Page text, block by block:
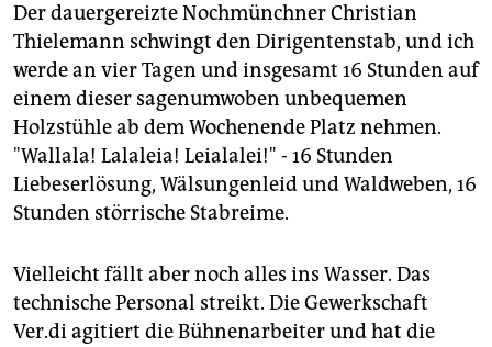
Der dauergereizte Nochmünchner Christian
Thielemann schwingt den Dirigentenstab, und ich
werde an vier Tagen und insgesamt 16 Stunden auf
einem dieser sagenumwoben unbequemen
Holzstühle ab dem Wochenende Platz nehmen.
"Wallala! Lalaleia! Leialalei!" - 16 Stunden
Liebeserlösung, Wälsungenleid und Waldweben, 16
Stunden störrische Stabreime.
Vielleicht fällt aber noch alles ins Wasser. Das
technische Personal streikt. Die Gewerkschaft
Ver.di agitiert die Bühnenarbeiter und hat die